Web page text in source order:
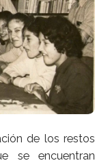
de los restos
se encuentran